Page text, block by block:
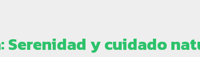
Serenidad y cuidado